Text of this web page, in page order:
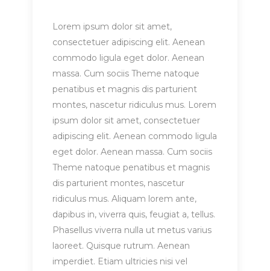
Lorem ipsum dolor sit amet,
consectetuer adipiscing elit. Aenean
commodo ligula eget dolor. Aenean
massa. Cum sociis Theme natoque
penatibus et magnis dis parturient
montes, nascetur ridiculus mus. Lorem
ipsum dolor sit amet, consectetuer
adipiscing elit. Aenean commodo ligula
eget dolor. Aenean massa. Cum sociis
Theme natoque penatibus et magnis
dis parturient montes, nascetur
ridiculus mus. Aliquam lorem ante,
dapibus in, viverra quis, feugiat a, tellus.
Phasellus viverra nulla ut metus varius
laoreet. Quisque rutrum. Aenean
imperdiet. Etiam ultricies nisi vel